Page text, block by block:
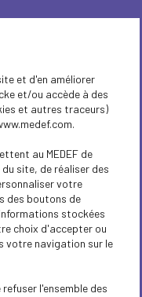
à
horaires et
a été
laloi Naegelen du 24
téléphonique
est le fruit de longs
différentes parties
:
et d'en améliorer
et/ou accède à des
et autres traceurs)
au MEDEF de
site, de réaliser des
votre
des boutons de
stockées
choix d'accepter ou
votre navigation sur le
l'ensemble des